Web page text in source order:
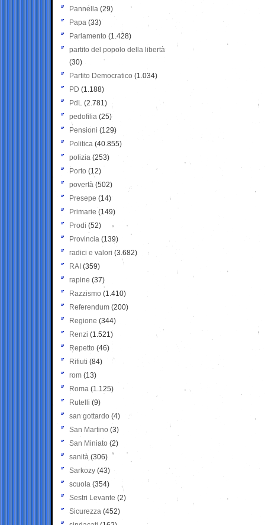
Pannella (29)
Papa (33)
Parlamento (1.428)
partito del popolo della libertà
(30)
Partito Democratico (1.034)
PD (1.188)
PdL (2.781)
pedofilia (25)
Pensioni (129)
Politica (40.855)
polizia (253)
Porto (12)
povertà (502)
Presepe (14)
Primarie (149)
Prodi (52)
Provincia (139)
radici e valori (3.682)
RAI (359)
rapine (37)
Razzismo (1.410)
Referendum (200)
Regione (344)
Renzi (1.521)
Repetto (46)
Rifiuti (84)
rom (13)
Roma (1.125)
Rutelli (9)
san gottardo (4)
San Martino (3)
San Miniato (2)
sanità (306)
Sarkozy (43)
scuola (354)
Sestri Levante (2)
Sicurezza (452)